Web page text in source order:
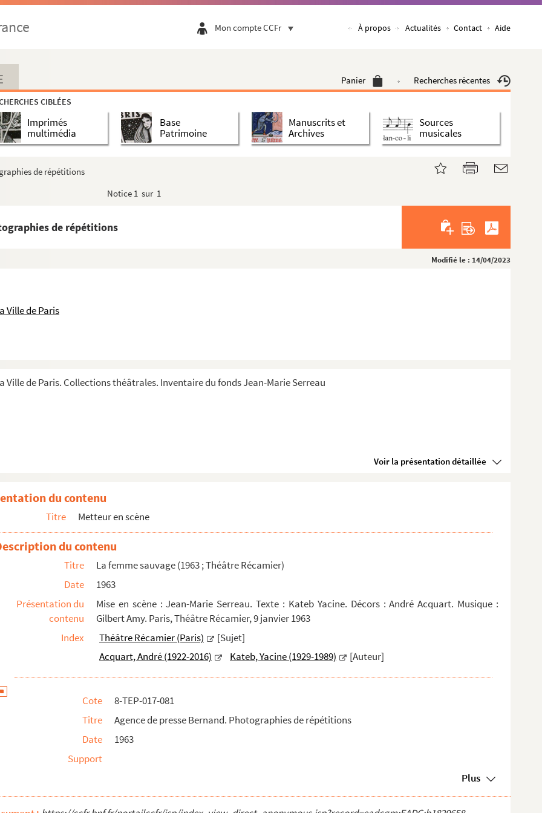
Mon compte CCFr À propos Actualités Contact Aide
Panier Recherches récentes
CIBLÉES
Imprimés
multimédia
Base
Patrimoine
Manuscrits et
Archives
Sources
musicales
de répétitions
Notice 1 sur 1
de répétitions
Modifié le : 14/04/2023
Ville de Paris
Ville de Paris. Collections théâtrales. Inventaire du fonds Jean-Marie Serreau
Voir la présentation détaillée
l'Odéon)
reprise)
de répétitions
reprise)
Populaire)
du contenu
Titre Metteur en scène
du contenu
Titre
La femme sauvage (1963 ; Théâtre Récamier)
Date
1963
Présentation du
contenu
Mise en scène : Jean-Marie Serreau. Texte : Kateb Yacine. Décors : André Acquart. Musique :
Gilbert Amy. Paris, Théâtre Récamier, 9 janvier 1963
Index
Théâtre Récamier (Paris)
[Sujet]
Acquart, André (1922-2016)
Kateb, Yacine (1929-1989) [Auteur]
Cote
8-TEP-017-081
Titre
Agence de presse Bernand. Photographies de répétitions
Date
1963
Support
Plus